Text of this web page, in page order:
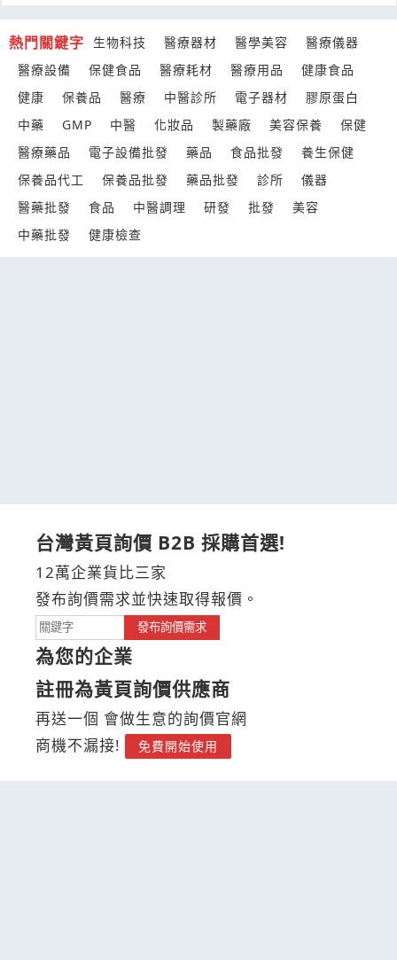
熱門關鍵字 生物科技 醫療器材 醫學美容
醫療儀器
醫療設備
保健食品 醫療耗材 醫療用品
健康食品
健康
保養品 醫療 中醫診所 電子器材
膠原蛋白
中藥
GMP 中醫 化妝品 製藥廠 美容保養
保健
醫療藥品
電子設備批發 藥品 食品批發
養生保健
保養品代工
保養品批發 藥品批發 診所
儀器
醫藥批發
食品 中醫調理 研發 批發
美容
中藥批發
健康檢查
台灣黃頁詢價 B2B 採購首選!
12萬企業貨比三家
發布詢價需求並快速取得報價。
發布詢價需求
為您的企業
註冊為黃頁詢價供應商
再送一個 會做生意的詢價官網
商機不漏接!
免費開始使用